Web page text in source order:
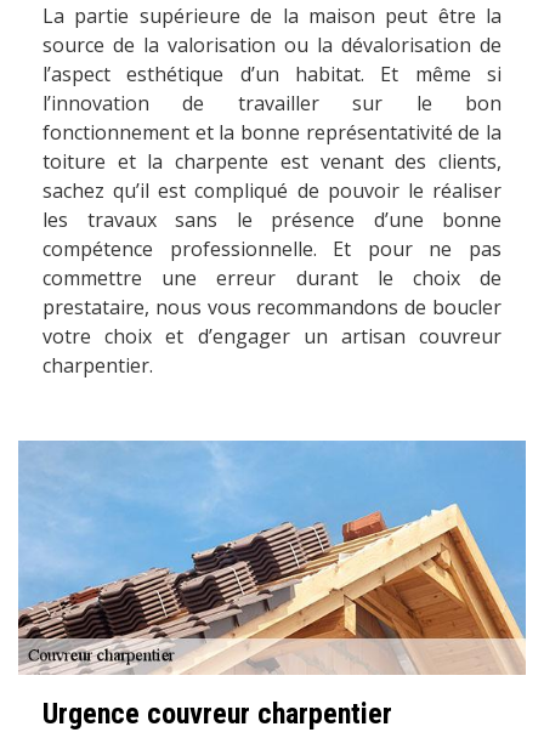
La partie supérieure de la maison peut être la
source de la valorisation ou la dévalorisation de
l’aspect esthétique d’un habitat. Et même si
l’innovation de travailler sur le bon
fonctionnement et la bonne représentativité de la
toiture et la charpente est venant des clients,
sachez qu’il est compliqué de pouvoir le réaliser
les travaux sans le présence d’une bonne
compétence professionnelle. Et pour ne pas
commettre une erreur durant le choix de
prestataire, nous vous recommandons de boucler
votre choix et d’engager un artisan couvreur
charpentier.
Urgence couvreur charpentier